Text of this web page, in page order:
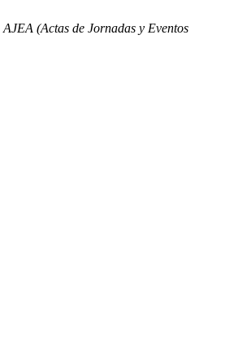
AJEA (Actas de Jornadas y Eventos